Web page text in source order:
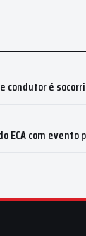
condutor é
ECA com evento